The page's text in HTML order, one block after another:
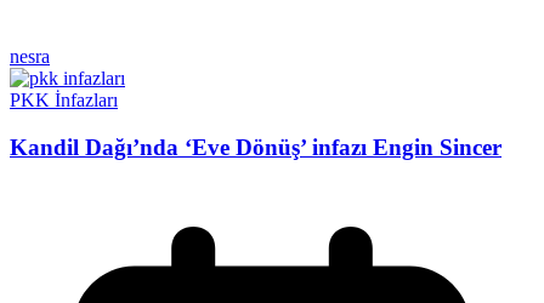
nesra
PKK İnfazları
Kandil Dağı’nda ‘Eve Dönüş’ infazı Engin Sincer